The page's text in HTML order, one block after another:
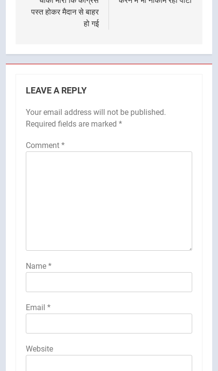
पस्त होकर मैदान से बाहर
हो गई
LEAVE A REPLY
Your email address will not be published.
Required fields are marked *
Comment *
Name *
Email *
Website